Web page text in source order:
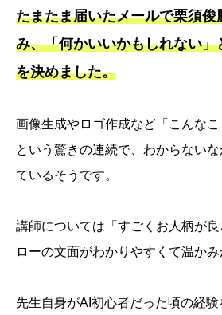
たまたま届いたメールで栗須俊
み、「何かいいかもしれない」
を決めました。
画像生成やロゴ作成など「こんなこ
という驚きの連続で、わからない
ているそうです。
講師については「すごくお人柄が
ローの文面がわかりやすくて温かみ
先生自身がAI初心者だった頃の経験